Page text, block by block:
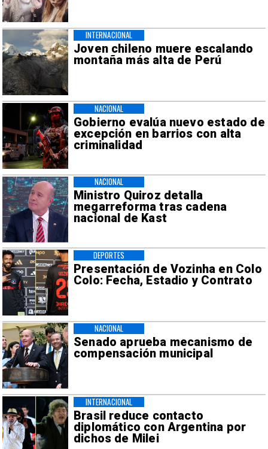
Joven chileno muere escalando
montaña más alta de Perú
INTERNACIONAL
Gobierno evalúa nuevo estado de
excepción en barrios con alta
criminalidad
NACIONAL
Ministro Quiroz detalla
megarreforma tras cadena
nacional de Kast
NACIONAL
Presentación de Vozinha en Colo
Colo: Fecha, Estadio y Contrato
DEPORTES
Senado aprueba mecanismo de
compensación municipal
NACIONAL
Brasil reduce contacto
diplomático con Argentina por
dichos de Milei
INTERNACIONAL